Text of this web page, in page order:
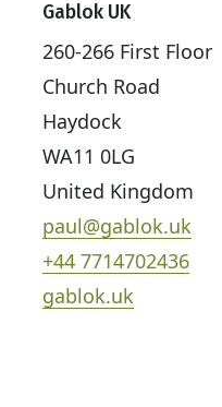
Gablok UK
260-266 First Floor
Church Road
Haydock
WA11 0LG
United Kingdom
paul@gablok.uk
+44 7714702436
gablok.uk